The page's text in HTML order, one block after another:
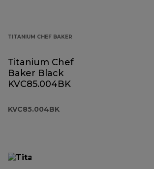
TITANIUM CHEF BAKER
Titanium Chef
Baker Black
KVC85.004BK
KVC85.004BK